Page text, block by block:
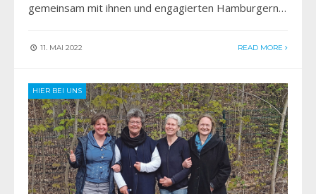
gemeinsam mit ihnen und engagierten Hamburgern…
11. MAI 2022 READ MORE
HIER BEI UNS